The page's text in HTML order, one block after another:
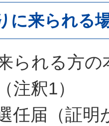
に来られる
られる方
注釈1）
任届（証明